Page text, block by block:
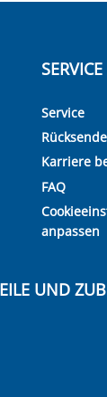
SERVICE
Service
Karriere
FAQ
anpassen
UND